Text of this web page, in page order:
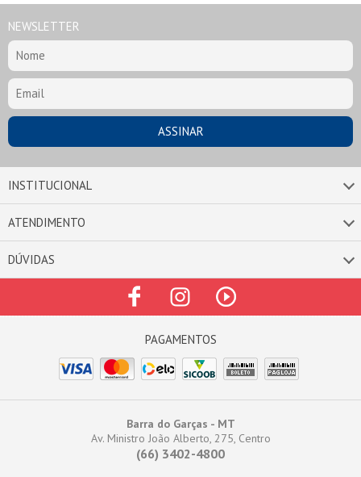
NEWSLETTER
INSTITUCIONAL
ATENDIMENTO
DÚVIDAS
Barra do Garças - MT
Av. Ministro João Alberto, 275, Centro
(66) 3402-4800